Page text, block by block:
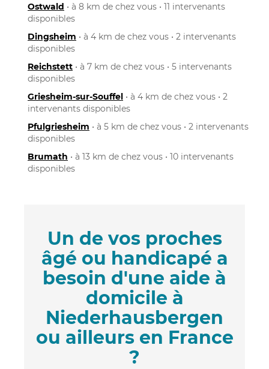
Ostwald • à 8 km de chez vous • 11 intervenants
disponibles
Dingsheim • à 4 km de chez vous • 2 intervenants
disponibles
Reichstett • à 7 km de chez vous • 5 intervenants
disponibles
Griesheim-sur-Souffel • à 4 km de chez vous • 2
intervenants disponibles
Pfulgriesheim • à 5 km de chez vous • 2 intervenants
disponibles
Brumath • à 13 km de chez vous • 10 intervenants
disponibles
Un de vos proches
âgé ou handicapé a
besoin d'une aide à
domicile à
Niederhausbergen
ou ailleurs en France
?